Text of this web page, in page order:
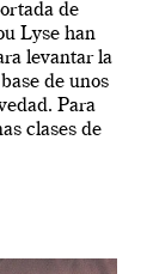
de
Lyse han
levantar la
de unos
Para
clases de